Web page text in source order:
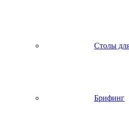
Столы
Брифинг